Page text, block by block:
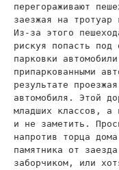
перегораживают
заезжая на тротуар
Из-за этого
рискуя попасть под
парковки
припаркованными
результате
автомобиля. Этой
младших классов, а
и не заметить.
напротив торца
памятника от
заборчиком, или